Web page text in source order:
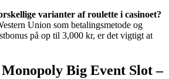
varianter af roulette i casinoet?
Union som betalingsmetode og
på op til 3,000 kr, er det vigtigt at
Big Event Slot –